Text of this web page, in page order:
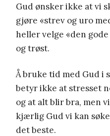
Gud ønsker ikke at vi
gjøre «strev og uro
heller velge «den
og trøst.
Å bruke tid med Gud i
betyr ikke at stresset
og at alt blir bra, men
kjærlig Gud vi kan
det beste.